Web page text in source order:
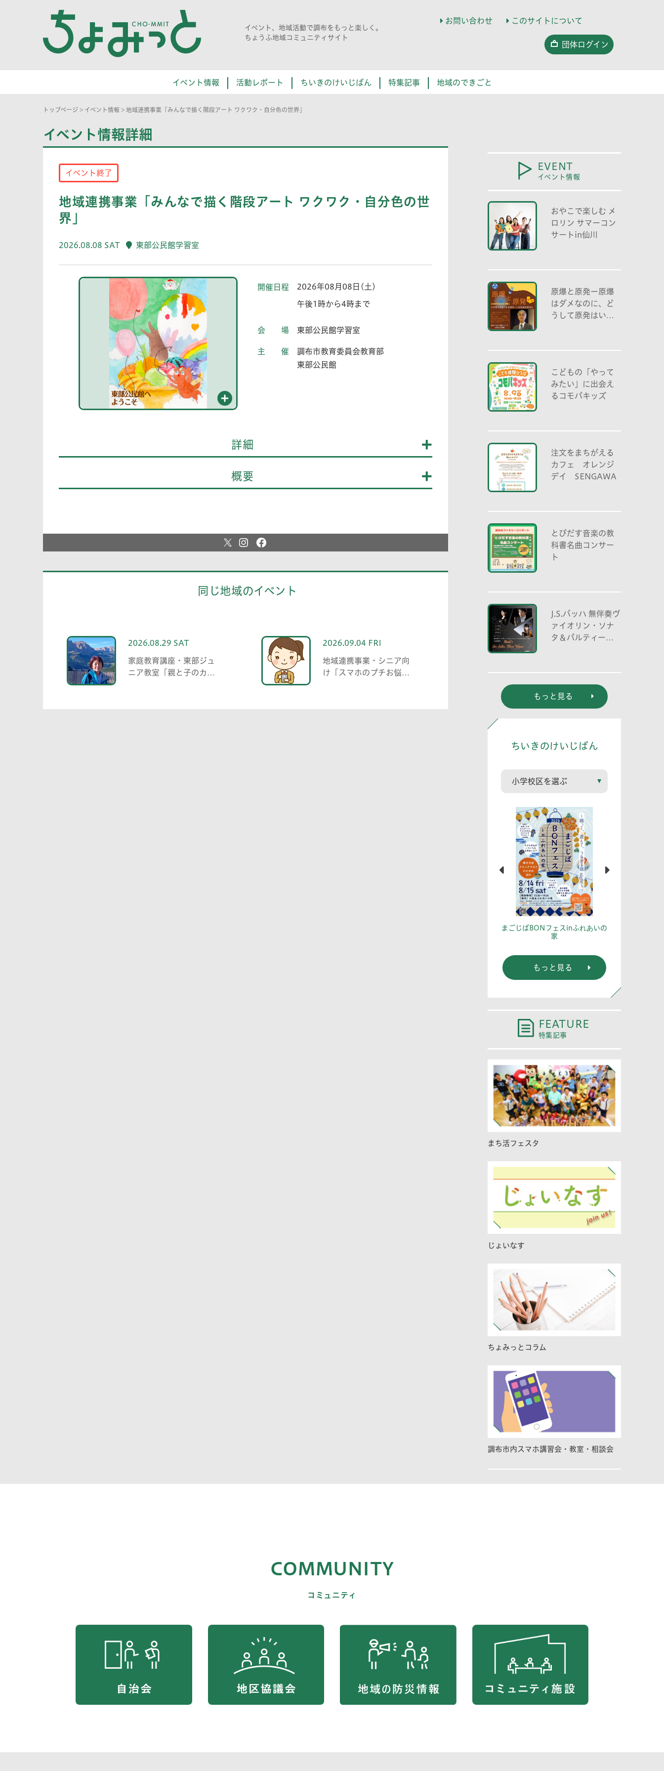
イベント、地域活動で調布をもっと楽しく。
ちょうふ地域コミュニティサイト
お問い合わせ このサイトについて
団体ログイン
イベント情報 活動レポート ちいきのけいじばん 特集記事 地域のできごと
トップページ > イベント情報 > 地域連携事業「みんなで描く階段アート ワクワク・自分色の世界」
イベント情報詳細
イベント終了
地域連携事業「みんなで描く階段アート ワクワク・自分色の世
界」
2026.08.08 SAT 東部公民館学習室
開催日程 2026年08月08日(土)
午後1時から4時まで
会場 東部公民館学習室
主催
調布市教育委員会教育部
東部公民館
詳細
概要
同じ地域のイベント
2026.08.29 SAT
家庭教育講座・東部ジュ
ニア教室「親と子のカッ
2026.09.04 FRI
地域連携事業・シニア向
け「スマホのプチお悩み
EVENT
イベント情報
おやこで楽しむ メ
ロリン サマーコン
サートin仙川
原爆と原発ー原爆
はダメなのに、ど
うして原発はいい
こどもの「やって
みたい」に出会え
るコモパキッズ
注文をまちがえる
カフェ オレンジ
デイ SENGAWA
とびだす音楽の教
科書名曲コンサー
ト
J.S.バッハ 無伴奏ヴ
ァイオリン・ソナ
タ＆パルティータ
もっと見る
ちいきのけいじばん
まごじばBONフェスinふれあいの
家
もっと見る
FEATURE
特集記事
まち活フェスタ
じょいなす
ちょみっとコラム
調布市内スマホ講習会・教室・相談会
COMMUNITY
コミュニティ